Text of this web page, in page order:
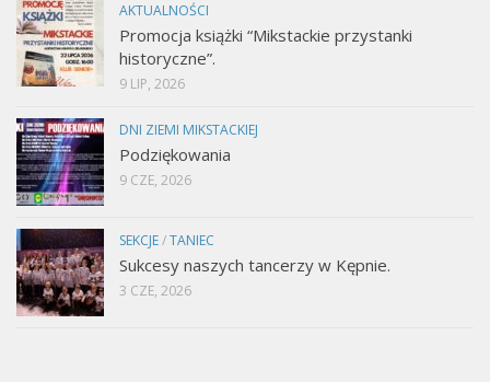
AKTUALNOŚCI
Promocja książki “Mikstackie przystanki
historyczne”.
9 LIP, 2026
DNI ZIEMI MIKSTACKIEJ
Podziękowania
9 CZE, 2026
SEKCJE/TANIEC
Sukcesy naszych tancerzy w Kępnie.
3 CZE, 2026